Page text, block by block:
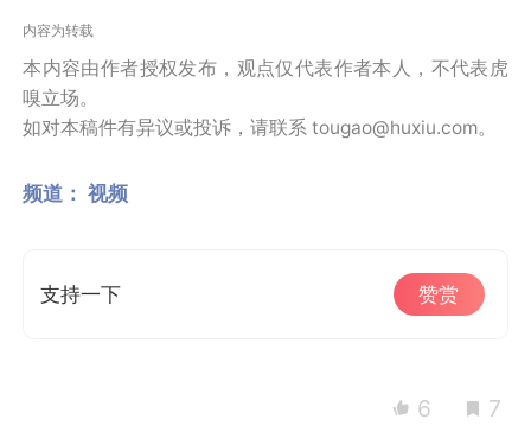
内容为转载
本内容由作者授权发布，观点仅代表作者本人，不代表虎
嗅立场。
如对本稿件有异议或投诉，请联系 tougao@huxiu.com。
频道： 视频
支持一下 赞赏
6 7